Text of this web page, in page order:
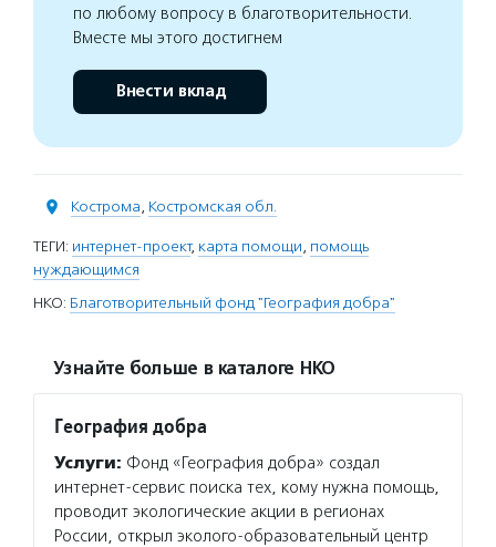
по любому вопросу в благотворительности.
Вместе мы этого достигнем
Внести вклад
Кострома, Костромская обл.
ТЕГИ: интернет-проект, карта помощи, помощь
нуждающимся
НКО: Благотворительный фонд "География добра"
Узнайте больше в каталоге НКО
География добра
Услуги: Фонд «География добра» создал
интернет-сервис поиска тех, кому нужна помощь,
проводит экологические акции в регионах
России, открыл эколого-образовательный центр